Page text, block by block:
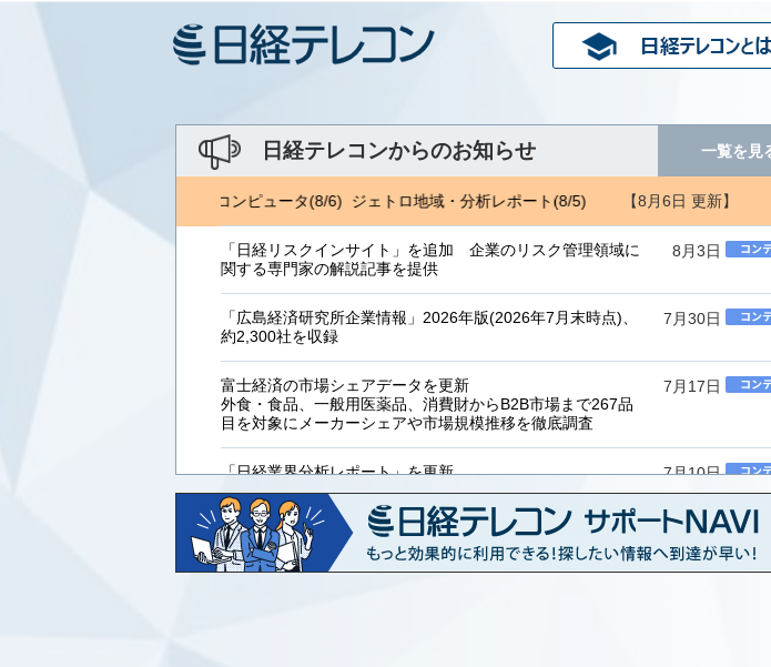
日経テレコンからのお知らせ 一覧を見
【8月6日 更新】
金融ITフォーカス(8/5) 日経コンピュータ(8/6) ジェトロ地域・分析レポート(8/5) NRI 金融ITフォーカ
8月3日
「日経リスクインサイト」を追加 企業のリスク管理領域に
関する専門家の解説記事を提供
7月30日
「広島経済研究所企業情報」2026年版(2026年7月末時点)、
約2,300社を収録
7月17日
富士経済の市場シェアデータを更新
外食・食品、一般用医薬品、消費財からB2B市場まで267品
目を対象にメーカーシェアや市場規模推移を徹底調査
7月10日
「日経業界分析レポート」を更新
「工業用プラスチック製品」「システムインテグレーター」
など20業界の内容を刷新
7月8日
「東洋経済海外進出企業情報」の2026年版、約3万6千社を
収録